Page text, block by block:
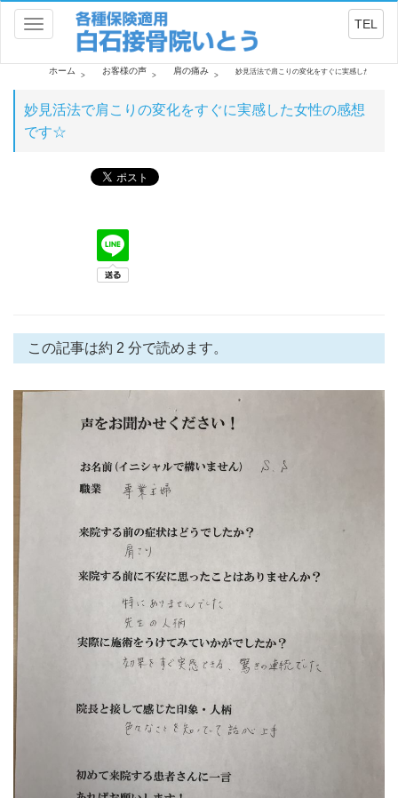
Toggle
navigation
TEL
ホーム お客様の声 肩の痛み 妙見活法で肩こりの変化をすぐに実感した女性の
妙見活法で肩こりの変化をすぐに実感した女性の感想
です☆
この記事は約 2 分で読めます。